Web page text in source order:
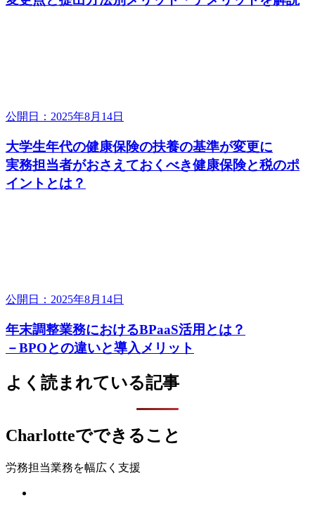
公開日：2025年8月14日
大学生年代の健康保険の扶養の基準が変更に
実務担当者がおさえておくべき健康保険と税のポ
イントとは？
公開日：2025年8月14日
年末調整業務におけるBPaaS活用とは？
－BPOとの違いと導入メリット
よく読まれている記事
Charlotteでできること
労務担当業務を幅広く支援